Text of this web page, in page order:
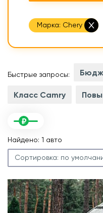
Марка: Chery
Быстрые запросы:
Класс Camry
Найдено: 1 авто
Сортировка: по